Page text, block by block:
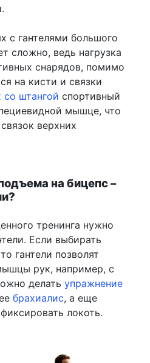
с гантелями большого
сложно, ведь нагрузка
снарядов, помимо
на кисти и связки
со штангой спортивный
мышце, что
верхних
на бицепс –
тренинга нужно
Если выбирать
гантели позволят
рук, например, с
делать упражнение
брахиалис, а еще
локоть.